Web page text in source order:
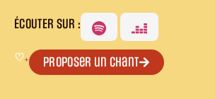
ÉCOUTER SUR :
♡+ Proposer un chant